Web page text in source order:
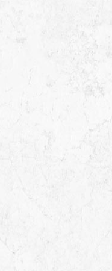
53 Avenue De
Route Bizerte Ettahrir,
Omrane supérieur,